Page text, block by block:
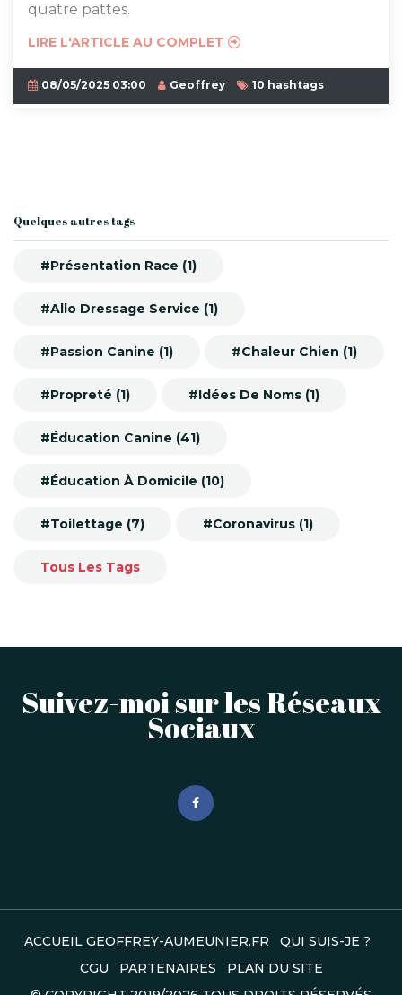
quatre pattes.
LIRE L'ARTICLE AU COMPLET
08/05/2025 03:00 Geoffrey 10 hashtags
Quelques autres tags
#Présentation Race (1)
#Allo Dressage Service (1)
#Passion Canine (1) #Chaleur Chien (1)
#Propreté (1) #Idées De Noms (1)
#Éducation Canine (41)
#Éducation À Domicile (10)
#Toilettage (7) #Coronavirus (1)
Tous Les Tags
Suivez-moi sur les Réseaux
Sociaux
ACCUEIL GEOFFREY-AUMEUNIER.FR
QUI SUIS-JE ?
CGU
PARTENAIRES
PLAN DU SITE